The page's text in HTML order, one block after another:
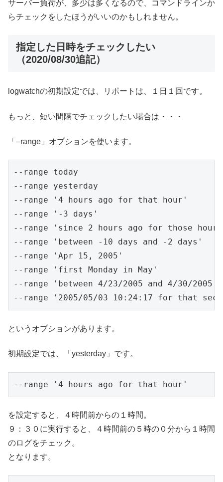
サーバー負荷が、多少は多くなるので、コマンドラインか
らチェックをしたほうがいいのかもしれません。
指定した日時をチェックしたい
（2020/08/30追記）
logwatchの初期設定では、リポートは、１日１回です。
もっと、短い間隔でチェックしたい場合は・・・
「–range」オプションを使います。
--range today
--range yesterday
--range '4 hours ago for that hour'
--range '-3 days'
--range 'since 2 hours ago for those
--range 'between -10 days and -2 days'
--range 'Apr 15, 2005'
--range 'first Monday in May'
--range 'between 4/23/2005 and 4/30/2005'
というオプションがあります。
初期設定では、「yesterday」です。
--range '4 hours ago for that hour'
を設定すると、４時間前からの１時間。
９：３０に実行すると、４時間前の５時の０分から１時間
のログをチェック。
となります。